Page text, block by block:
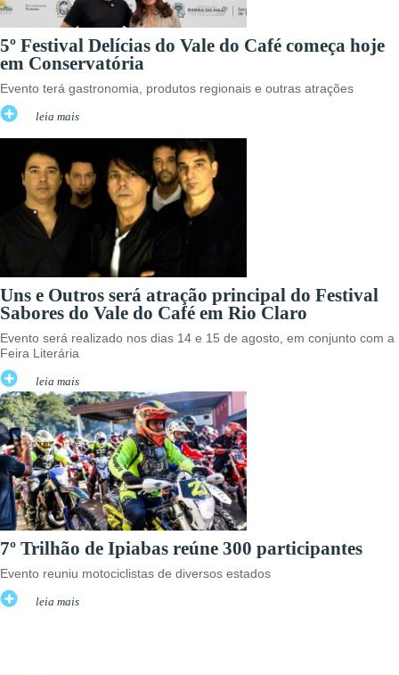
5º Festival Delícias do Vale do Café começa hoje
em Conservatória
Evento terá gastronomia, produtos regionais e outras atrações
leia mais
Uns e Outros será atração principal do Festival
Sabores do Vale do Café em Rio Claro
Evento será realizado nos dias 14 e 15 de agosto, em conjunto com a
Feira Literária
leia mais
7º Trilhão de Ipiabas reúne 300 participantes
Evento reuniu motociclistas de diversos estados
leia mais